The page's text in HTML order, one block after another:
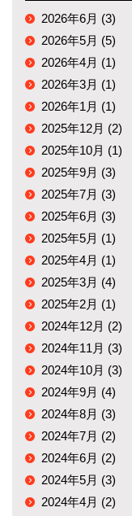
2026年6月 (3)
2026年5月 (5)
2026年4月 (1)
2026年3月 (1)
2026年1月 (1)
2025年12月 (2)
2025年10月 (1)
2025年9月 (3)
2025年7月 (3)
2025年6月 (3)
2025年5月 (1)
2025年4月 (1)
2025年3月 (4)
2025年2月 (1)
2024年12月 (2)
2024年11月 (3)
2024年10月 (3)
2024年9月 (4)
2024年8月 (3)
2024年7月 (2)
2024年6月 (2)
2024年5月 (3)
2024年4月 (2)